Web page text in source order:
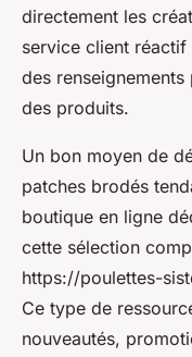
directement les
service client
des
des produits.
Un bon moyen de
patches brodés
boutique en ligne
cette sélection
https://poulettes-
Ce type de
nouveautés,